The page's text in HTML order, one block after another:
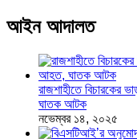
আইন আদালত
রাজশাহীতে বিচারকের
ঘাতক আটক
নভেম্বর ১৪, ২০২৫